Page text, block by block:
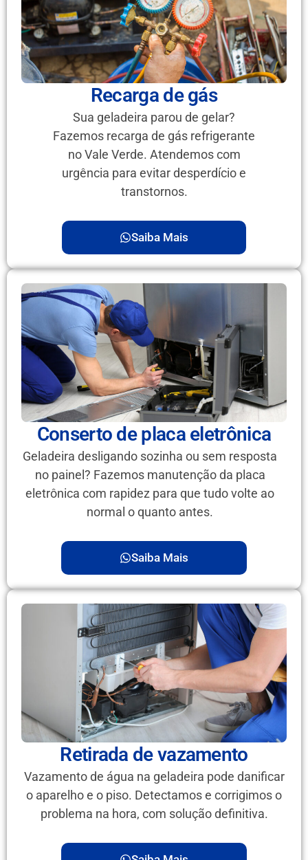
Recarga de gás
Sua geladeira parou de gelar?
Fazemos recarga de gás refrigerante
no Vale Verde. Atendemos com
urgência para evitar desperdício e
transtornos.
Saiba Mais
Conserto de placa eletrônica
Geladeira desligando sozinha ou sem resposta
no painel? Fazemos manutenção da placa
eletrônica com rapidez para que tudo volte ao
normal o quanto antes.
Saiba Mais
Retirada de vazamento
Vazamento de água na geladeira pode danificar
o aparelho e o piso. Detectamos e corrigimos o
problema na hora, com solução definitiva.